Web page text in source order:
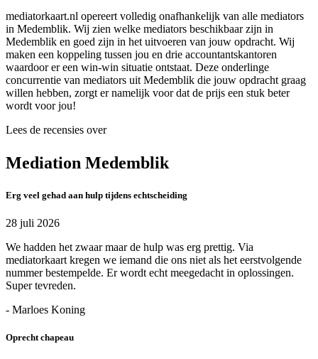
mediatorkaart.nl opereert volledig onafhankelijk van alle mediators
in Medemblik. Wij zien welke mediators beschikbaar zijn in
Medemblik en goed zijn in het uitvoeren van jouw opdracht. Wij
maken een koppeling tussen jou en drie accountantskantoren
waardoor er een win-win situatie ontstaat. Deze onderlinge
concurrentie van mediators uit Medemblik die jouw opdracht graag
willen hebben, zorgt er namelijk voor dat de prijs een stuk beter
wordt voor jou!
Lees de recensies over
Mediation Medemblik
Erg veel gehad aan hulp tijdens echtscheiding
28 juli 2026
We hadden het zwaar maar de hulp was erg prettig. Via
mediatorkaart kregen we iemand die ons niet als het eerstvolgende
nummer bestempelde. Er wordt echt meegedacht in oplossingen.
Super tevreden.
- Marloes Koning
Oprecht chapeau